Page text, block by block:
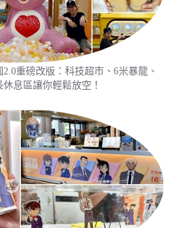
重磅改版：科技超市、6米暴龍、
息區讓你輕鬆放空！